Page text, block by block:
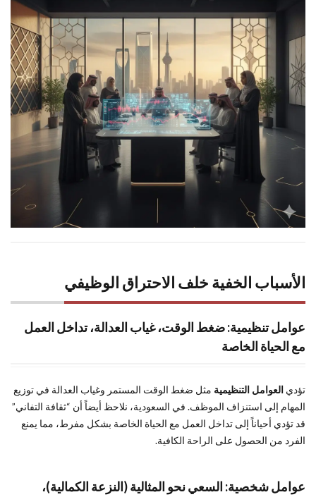
الأسباب الخفية خلف الاحتراق الوظيفي
عوامل تنظيمية: ضغط الوقت، غياب العدالة، تداخل العمل
مع الحياة الخاصة
تؤدي العوامل التنظيمية مثل ضغط الوقت المستمر وغياب العدالة في توزيع
المهام إلى استنزاف الموظف. في السعودية، نلاحظ أيضاً أن “ثقافة التفاني”
قد تؤدي أحياناً إلى تداخل العمل مع الحياة الخاصة بشكل مفرط، مما يمنع
الفرد من الحصول على الراحة الكافية.
عوامل شخصية: السعي نحو المثالية (النزعة الكمالية)،